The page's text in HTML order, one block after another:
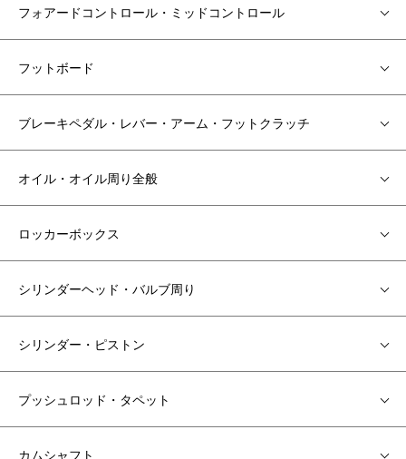
フォアードコントロール・ミッドコントロール
フットボード
ブレーキペダル・レバー・アーム・フットクラッチ
オイル・オイル周り全般
ロッカーボックス
シリンダーヘッド・バルブ周り
シリンダー・ピストン
プッシュロッド・タペット
カムシャフト